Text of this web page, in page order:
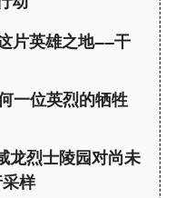
片英雄之地——干
一位英烈的牺牲
龙烈士陵园对尚未
样